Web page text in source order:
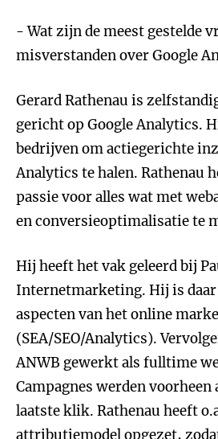
- Wat zijn de meest gestelde
misverstanden over Google
Gerard Rathenau is
gericht op Google Analytics.
bedrijven om actiegerichte
Analytics te halen. Rathenau
passie voor alles wat met
en conversieoptimalisatie te
Hij heeft het vak geleerd bij
Internetmarketing. Hij is daar
aspecten van het online
(SEA/SEO/Analytics).
ANWB gewerkt als fulltime
Campagnes werden voorheen
laatste klik. Rathenau heeft
attributiemodel opgezet,